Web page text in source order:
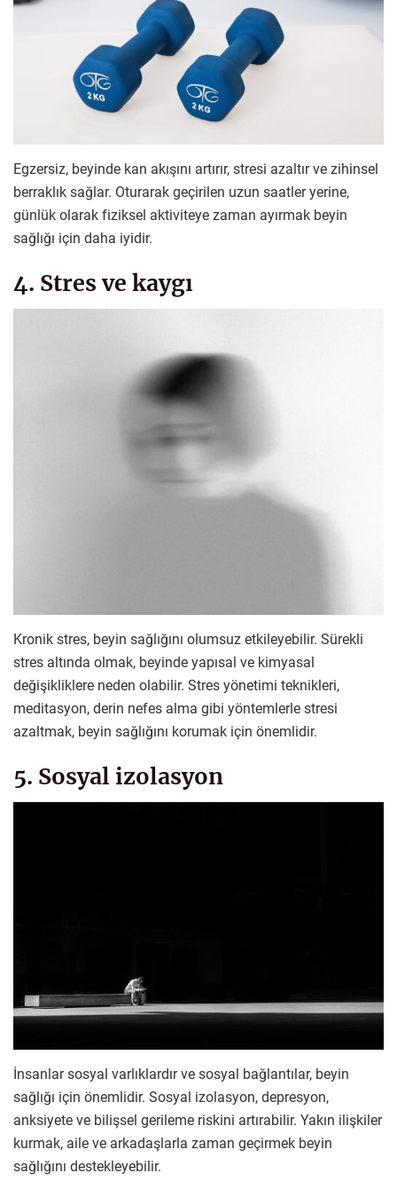
Egzersiz, beyinde kan akışını artırır, stresi azaltır ve zihinsel
berraklık sağlar. Oturarak geçirilen uzun saatler yerine,
günlük olarak fiziksel aktiviteye zaman ayırmak beyin
sağlığı için daha iyidir.
4. Stres ve kaygı
Kronik stres, beyin sağlığını olumsuz etkileyebilir. Sürekli
stres altında olmak, beyinde yapısal ve kimyasal
değişikliklere neden olabilir. Stres yönetimi teknikleri,
meditasyon, derin nefes alma gibi yöntemlerle stresi
azaltmak, beyin sağlığını korumak için önemlidir.
5. Sosyal izolasyon
İnsanlar sosyal varlıklardır ve sosyal bağlantılar, beyin
sağlığı için önemlidir. Sosyal izolasyon, depresyon,
anksiyete ve bilişsel gerileme riskini artırabilir. Yakın ilişkiler
kurmak, aile ve arkadaşlarla zaman geçirmek beyin
sağlığını destekleyebilir.